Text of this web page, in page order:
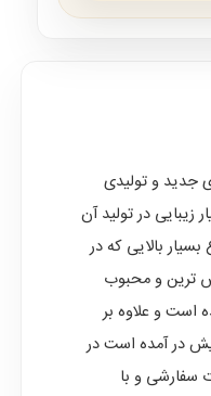
های جدید و تولیدی
در تولید آن
بالایی که در
ترین و محبوب
است و علاوه بر
نمایش در آمده است در
نیز بصورت سفارشی و با